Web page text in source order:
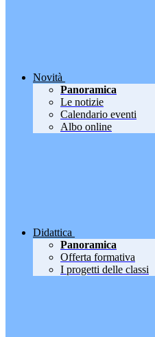
Novità
Panoramica
Le notizie
Calendario eventi
Albo online
Didattica
Panoramica
Offerta formativa
I progetti delle classi